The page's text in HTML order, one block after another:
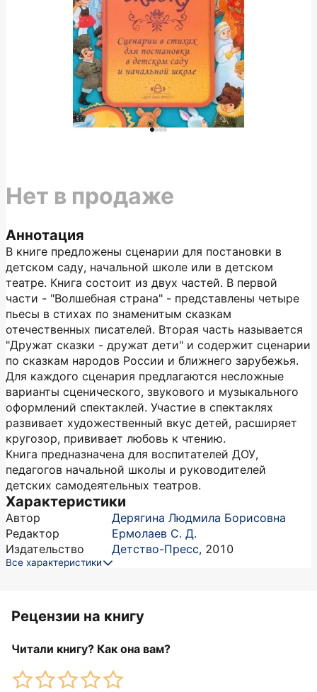
Аннотация
В книге предложены сценарии для постановки в
детском саду, начальной школе или в детском
театре. Книга состоит из двух частей. В первой
части - "Волшебная страна" - представлены четыре
пьесы в стихах по знаменитым сказкам
отечественных писателей. Вторая часть называется
"Дружат сказки - дружат дети" и содержит сценарии
по сказкам народов России и ближнего зарубежья.
Для каждого сценария предлагаются несложные
варианты сценического, звукового и музыкального
оформлений спектаклей. Участие в спектаклях
развивает художественный вкус детей, расширяет
кругозор, прививает любовь к чтению.
Книга предназначена для воспитателей ДОУ,
педагогов начальной школы и руководителей
детских самодеятельных театров.
Характеристики
Автор
Дерягина Людмила Борисовна
Редактор
Ермолаев С. Д.
Издательство
Детство-Пресс, 2010
Все характеристики
Нет в продаже
Рецензии на книгу
Читали книгу? Как она вам?